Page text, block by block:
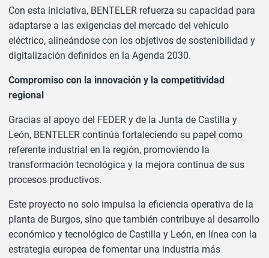
Con esta iniciativa, BENTELER refuerza su capacidad para
adaptarse a las exigencias del mercado del vehículo
eléctrico, alineándose con los objetivos de sostenibilidad y
digitalización definidos en la Agenda 2030.
Compromiso con la innovación y la competitividad
regional
Gracias al apoyo del FEDER y de la Junta de Castilla y
León, BENTELER continúa fortaleciendo su papel como
referente industrial en la región, promoviendo la
transformación tecnológica y la mejora continua de sus
procesos productivos.
Este proyecto no solo impulsa la eficiencia operativa de la
planta de Burgos, sino que también contribuye al desarrollo
económico y tecnológico de Castilla y León, en línea con la
estrategia europea de fomentar una industria más